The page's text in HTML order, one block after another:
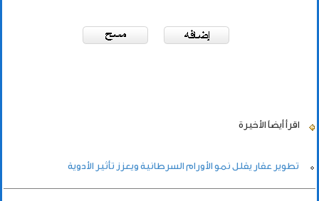
اقرأ أيضاً الأخيرة
تطوير عقار يقلل نمو الأورام السرطانية ويعزز تأثير الأدوية